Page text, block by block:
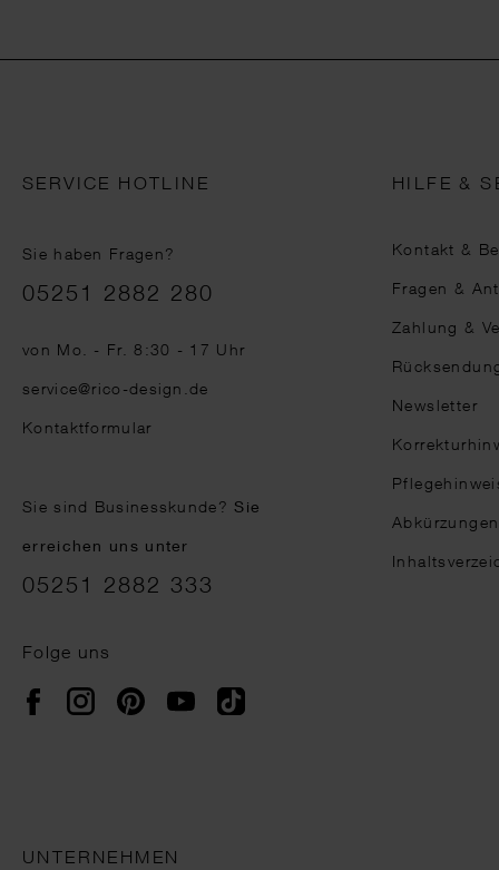
SERVICE HOTLINE
Sie haben Fragen?
Telefonnummer
05251 2882 280
von Mo. - Fr. 8:30 - 17 Uhr
service@rico-design.de
Kontaktformular
Sie sind Businesskunde?Sie
erreichen uns unter
05251 2882 333
Folge uns
FacebookInstagramPinterestYouTubeTikTok
HILFE &
Kontakt &
Fragen &
Zahlung &
Newsletter
Abkürzungen
UNTERNEHMEN